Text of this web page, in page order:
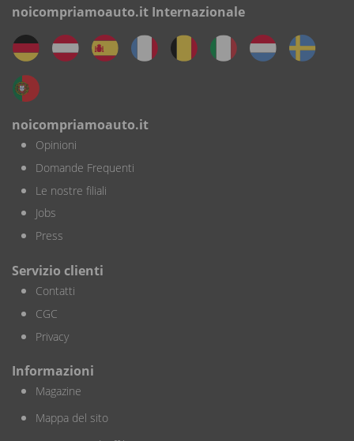
noicompriamoauto.it Internazionale
noicompriamoauto.it
Opinioni
Domande Frequenti
Le nostre filiali
Jobs
Press
Servizio clienti
Contatti
CGC
Privacy
Informazioni
Magazine
Mappa del sito